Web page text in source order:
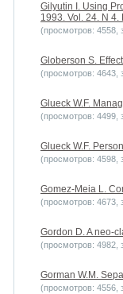
Gilyutin I. Using
1993. Vol. 24. N 4.
(просмотров: 4558,
Globerson S.
(просмотров: 4643,
Glueck W.F.
(просмотров: 4499,
Glueck W.F.
(просмотров: 4598,
Gomez-Meia L.
(просмотров: 4673,
Gordon D. A neo-
(просмотров: 4982,
Gorman W.M.
(просмотров: 4556,